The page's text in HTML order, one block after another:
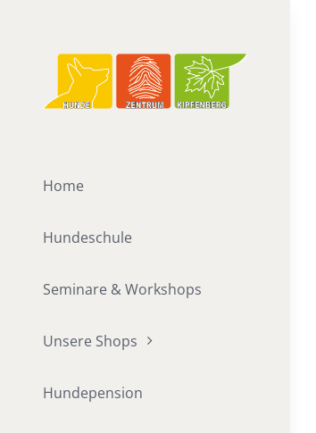
Home
Hundeschule
Seminare & Workshops
Unsere Shops
Hundepension